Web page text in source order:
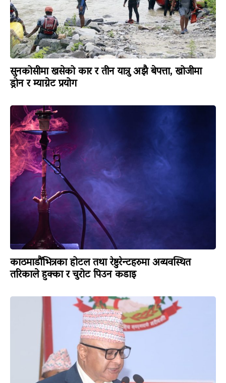
सुनकोसीमा खसेको कार र तीन यात्रु अझै बेपत्ता, खोजीमा
ड्रोन र म्याग्नेट प्रयोग
काठमाडौंभित्रका होटल तथा रेष्टुरेन्टहरुमा अव्यवस्थित
तरिकाले हुक्का र चुरोट पिउन कडाइ